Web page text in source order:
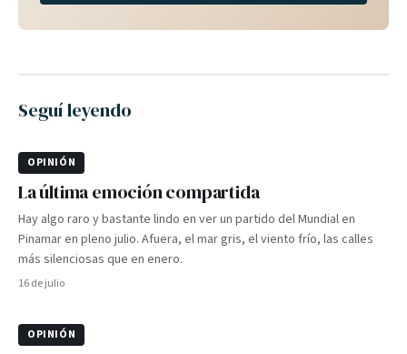
Seguí leyendo
OPINIÓN
La última emoción compartida
Hay algo raro y bastante lindo en ver un partido del Mundial en
Pinamar en pleno julio. Afuera, el mar gris, el viento frío, las calles
más silenciosas que en enero.
16 de julio
OPINIÓN